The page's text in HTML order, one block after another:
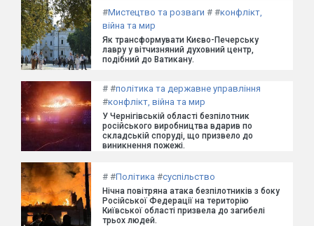
#Мистецтво та розваги # #конфлікт,
війна та мир
Як трансформувати Києво-Печерську
лавру у вітчизняний духовний центр,
подібний до Ватикану.
# #політика та державне управління
#конфлікт, війна та мир
У Чернігівській області безпілотник
російського виробництва вдарив по
складській споруді, що призвело до
виникнення пожежі.
# #Політика #суспільство
Нічна повітряна атака безпілотників з боку
Російської Федерації на територію
Київської області призвела до загибелі
трьох людей.